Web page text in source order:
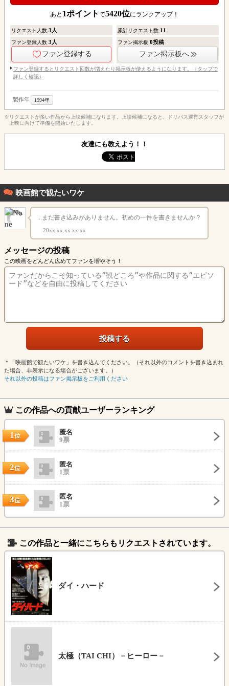
あと 1ポイント で5420位にランクアップ！
リクエスト人数 3 人 累計リクエスト数 11
ファン登録人数 3 人
ファン登録する
ファン掲示板0投稿
ファン掲示板へ
ファン登録するとリクエスト回数が増えたり掲示板が使えるようになります。（タップで
詳しく確認）
製作年 1994年
※リクエストが多い作品から上映候補になります。上映候補になると、ドリパス運営スタッフが
上映に向けて準備を開始いたします。
友達にも教えよう！！
映画館で観たいワケ
...まだ書き込みがありません。初めの一件を書きませんか？
20xx.xx.xx xx:xx
メッセージの投稿
この映画をどんどん広めてファンを増やそう！
＊「映画館で観たいワケ」を書き込んでください。（それ以外のコメントを書き込まれ
た場合、非表示になる場合がございます。）
それ以外の投稿はファン掲示板をご利用ください
この作品への貢献ユーザーランキング
1位
匿名
9票
2位
匿名
1票
3位
匿名
1票
この作品と一緒にこちらもリクエストされています。
ダイ・ハード
太極（TAI CHI）－ヒーロー－